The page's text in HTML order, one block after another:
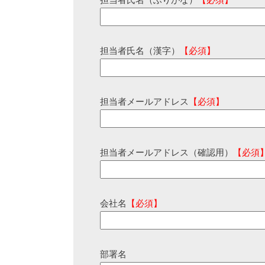
担当者氏名（漢字） 【必須】
担当者メールアドレス 【必須】
担当者メールアドレス（確認用） 【必須
会社名 【必須】
部署名